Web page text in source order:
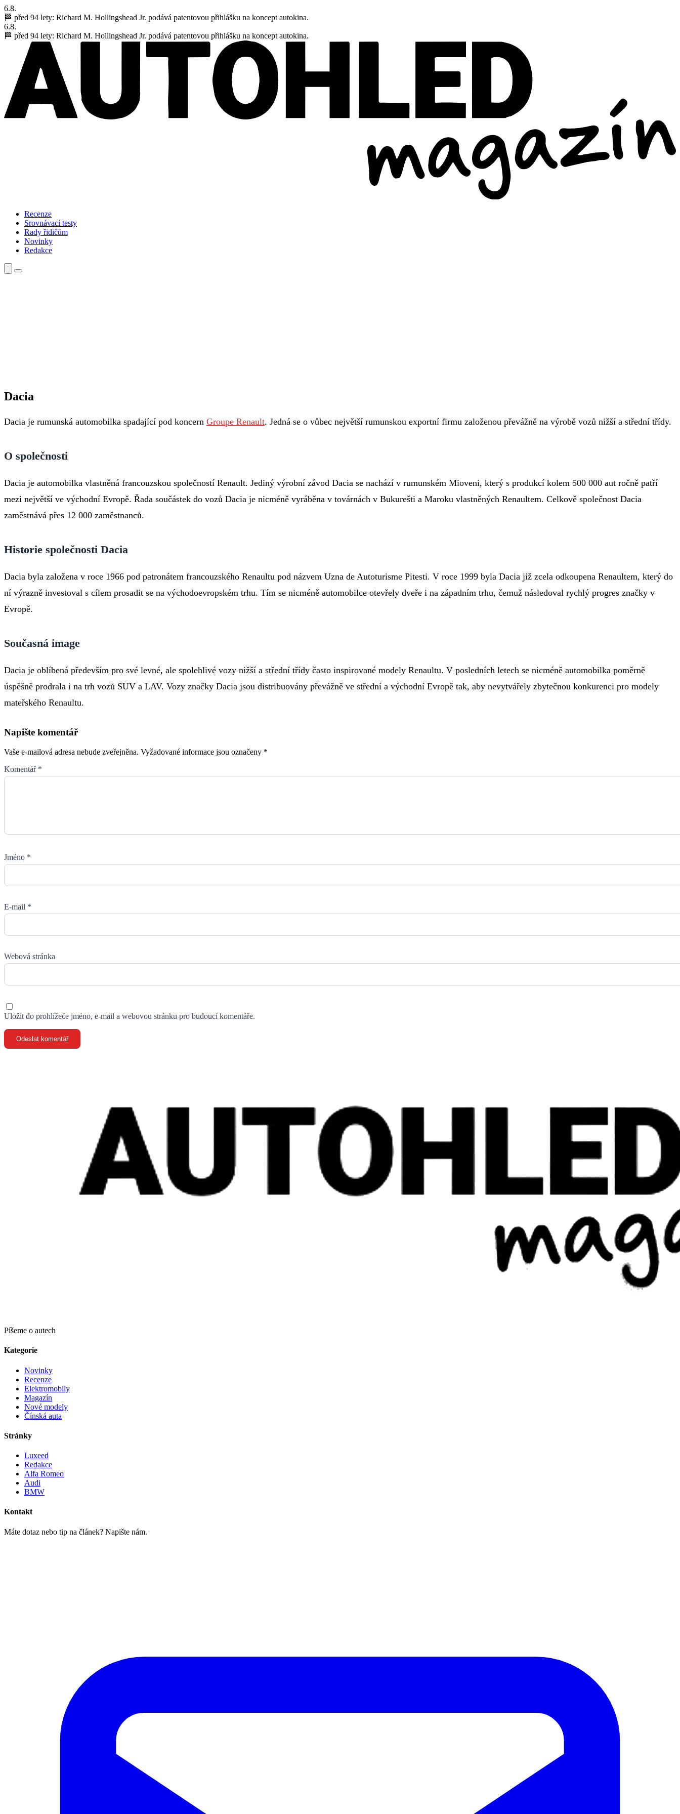
6.8.
🏁 před 94 lety: Richard M. Hollingshead Jr. podává patentovou přihlášku na koncept autokina.
6.8.
🏁 před 94 lety: Richard M. Hollingshead Jr. podává patentovou přihlášku na koncept autokina.
Recenze
Srovnávací testy
Rady řidičům
Novinky
Redakce
Dacia
Dacia je rumunská automobilka spadající pod koncern Groupe Renault. Jedná se o vůbec největší rumunskou exportní firmu založenou převážně na výrobě vozů nižší a střední třídy.
O společnosti
Dacia je automobilka vlastněná francouzskou společností Renault. Jediný výrobní závod Dacia se nachází v rumunském Mioveni, který s produkcí kolem 500 000 aut ročně patří
mezi největší ve východní Evropě. Řada součástek do vozů Dacia je nicméně vyráběna v továrnách v Bukurešti a Maroku vlastněných Renaultem. Celkově společnost Dacia
zaměstnává přes 12 000 zaměstnanců.
Historie společnosti Dacia
Dacia byla založena v roce 1966 pod patronátem francouzského Renaultu pod názvem Uzna de Autoturisme Pitesti. V roce 1999 byla Dacia již zcela odkoupena Renaultem, který do
ní výrazně investoval s cílem prosadit se na východoevropském trhu. Tím se nicméně automobilce otevřely dveře i na západním trhu, čemuž následoval rychlý progres značky v
Evropě.
Současná image
Dacia je oblíbená především pro své levné, ale spolehlivé vozy nižší a střední třídy často inspirované modely Renaultu. V posledních letech se nicméně automobilka poměrně
úspěšně prodrala i na trh vozů SUV a LAV. Vozy značky Dacia jsou distribuovány převážně ve střední a východní Evropě tak, aby nevytvářely zbytečnou konkurenci pro modely
mateřského Renaultu.
Napište komentář
Vaše e-mailová adresa nebude zveřejněna. Vyžadované informace jsou označeny *
Komentář *
Jméno *
E-mail *
Webová stránka
Uložit do prohlížeče jméno, e-mail a webovou stránku pro budoucí komentáře.
Píšeme o autech
Kategorie
Novinky
Recenze
Elektromobily
Magazín
Nové modely
Čínská auta
Stránky
Luxeed
Redakce
Alfa Romeo
Audi
BMW
Kontakt
Máte dotaz nebo tip na článek? Napište nám.